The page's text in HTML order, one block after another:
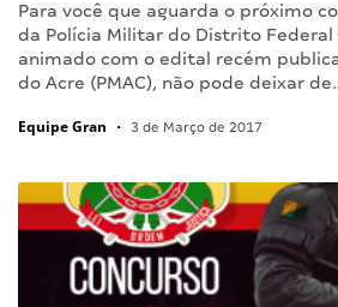
Para você que aguarda o próximo
da Polícia Militar do Distrito Federal
animado com o edital recém
do Acre (PMAC), não pode deixar
Equipe Gran • 3 de Março de 2017